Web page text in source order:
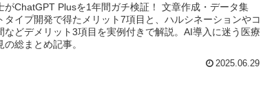
がChatGPT Plusを1年間ガチ検証！ 文章作成・データ集
タイプ開発で得たメリット7項目と、ハルシネーションやコ
などデメリット3項目を実例付きで解説。AI導入に迷う医療
の総まとめ記事。
2025.06.29